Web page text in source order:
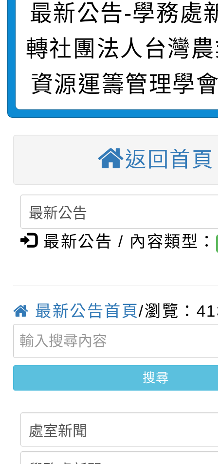
城市手牽手，綠能透明
畫影片一案
轉知：「115學年度全
劇比賽實施要點」及修
表
轉知：桃園市115年度
敬師藝文競賽』實施計
【甄選結果(第11招)】
學年度第1學期第7次代
結果(第11招)
【甄選結果(第3招)】
學年度第1學期第9次代
結果(第3招)
【甄選結果(第4招)】
學年度第1學期第9次
結果(第4招)
【甄選結果(第12招)】
學年度第1學期第7次代
結果(第12招)
轉知：桃園市115學年
賽及師生本土語及新住
賽實施要點
轉知：「桃園市115學
比賽實施要點」
轉知：「115年金融知
畫影片一案
劇比賽實施要點」及修
表
轉知：桃園市115年度
敬師藝文競賽』實施計
【甄選結果(第11招)】
學年度第1學期第7次
【甄選結果(第3招)】
結果(第3招)
最新公告-學務處
轉社團法人台灣
資源運籌管理學
返回首頁
最新公告 / 內容類型：
最新公告首頁/瀏覽：
搜尋